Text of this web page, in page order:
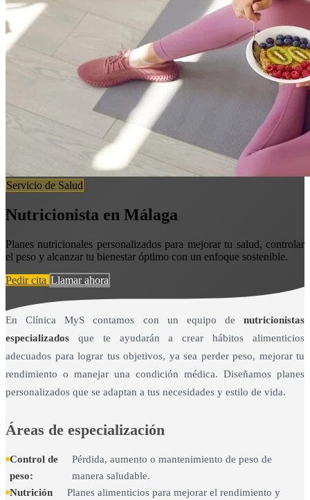
Servicio de Salud
Nutricionista en Málaga
Planes nutricionales personalizados para mejorar tu salud, controlar
el peso y alcanzar tu bienestar óptimo con un enfoque sostenible.
Pedir cita Llamar ahora
En Clínica MyS contamos con un equipo de nutricionistas
especializados que te ayudarán a crear hábitos alimenticios
adecuados para lograr tus objetivos, ya sea perder peso, mejorar tu
rendimiento o manejar una condición médica. Diseñamos planes
personalizados que se adaptan a tus necesidades y estilo de vida.
Áreas de especialización
Control de
peso:
Pérdida, aumento o mantenimiento de peso de
manera saludable.
Nutrición
Planes alimenticios para mejorar el rendimiento y